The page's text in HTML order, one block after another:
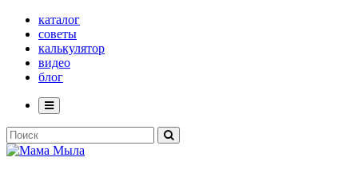
каталог
советы
калькулятор
видео
блог